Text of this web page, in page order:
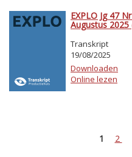
EXPLO Jg 47
Augustus 2025
Transkript
19/08/2025
Downloaden
Online lezen
1 2